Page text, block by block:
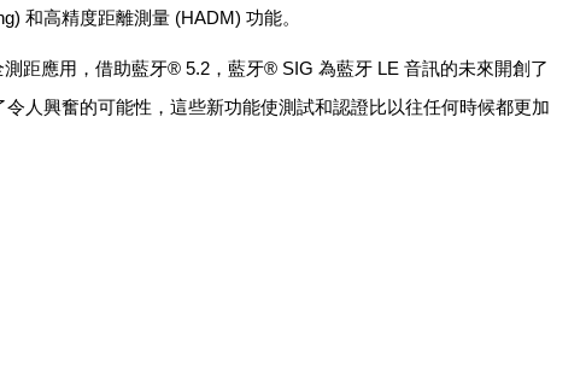
和高精度距離測量 (HADM) 功能。
距應用，借助藍牙® 5.2 ，藍牙® SIG 為藍牙 LE 音訊的未來開創了
人興奮的可能性，這些新功能使測試和認證比以往任何時候都更加